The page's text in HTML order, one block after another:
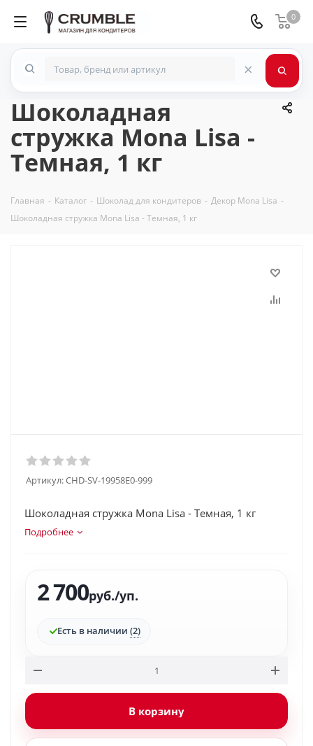
0
×
Шоколадная
стружка Mona Lisa -
Темная, 1 кг
Главная - Каталог - Шоколад для кондитеров - Декор Mona Lisa -
Шоколадная стружка Mona Lisa - Темная, 1 кг
Артикул:CHD-SV-19958E0-999
Шоколадная стружка Mona Lisa - Темная, 1 кг
Подробнее
2 700руб./уп.
Есть в наличии (2)
В корзину